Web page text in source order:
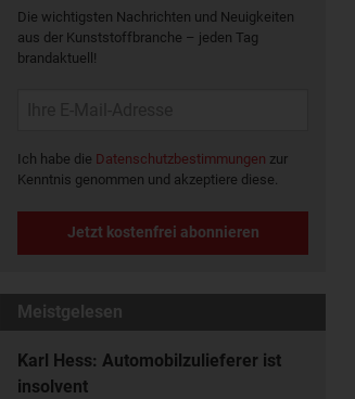
Die wichtigsten Nachrichten und Neuigkeiten
aus der Kunststoffbranche – jeden Tag
brandaktuell!
Ich habe die Datenschutzbestimmungen zur
Kenntnis genommen und akzeptiere diese.
Jetzt kostenfrei abonnieren
Meistgelesen
Karl Hess: Automobilzulieferer ist
insolvent